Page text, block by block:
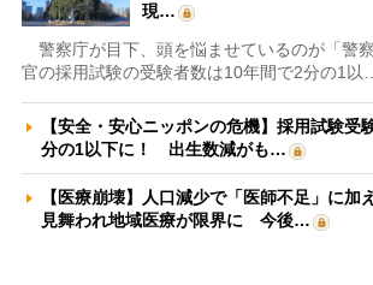
現…
警察庁が目下、頭を悩ませているのが「警
官の採用試験の受験者数は10年間で2分の1以…
【安全・安心ニッポンの危機】採用試験受
分の1以下に！ 出生数減がも…
【医療崩壊】人口減少で「医師不足」に加
見舞われ地域医療が限界に 今後…